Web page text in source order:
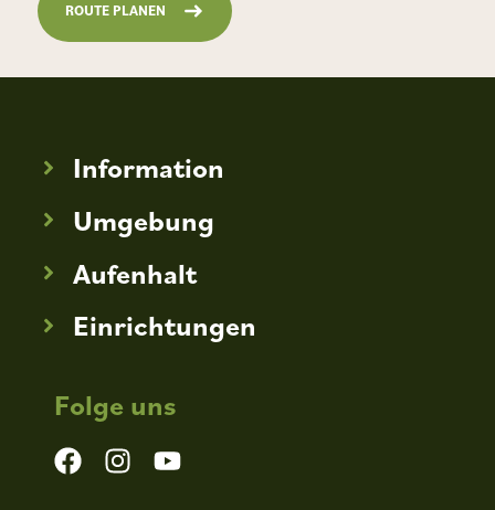
Information
Umgebung
Aufenhalt
Einrichtungen
Folge uns
ROUTE PLANEN